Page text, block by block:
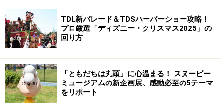
【お江戸だヨ！ 芸人集合】
・2008年12月27日(土)～2009年1月4日(日)
芸人たちのライブ、抽選会、カウントダウン、獅子舞な
ど。
→詳しくはこちら
■メガウェブ(東京都江東区)
【伝統の音と遊びで新春 MEGA WEB】
TDL新パレード＆TDSハーバーショー攻略！
プロ厳選「ディズニー・クリスマス2025」の
回り方
「ともだちは丸頭」に心温まる！ スヌーピー
ミュージアムの新企画展、感動必至の5テーマ
をリポート